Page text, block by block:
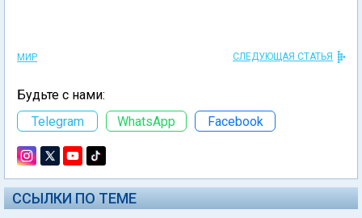
МИР СЛЕДУЮЩАЯ СТАТЬЯ
Будьте с нами:
Telegram
WhatsApp Facebook
ССЫЛКИ ПО ТЕМЕ